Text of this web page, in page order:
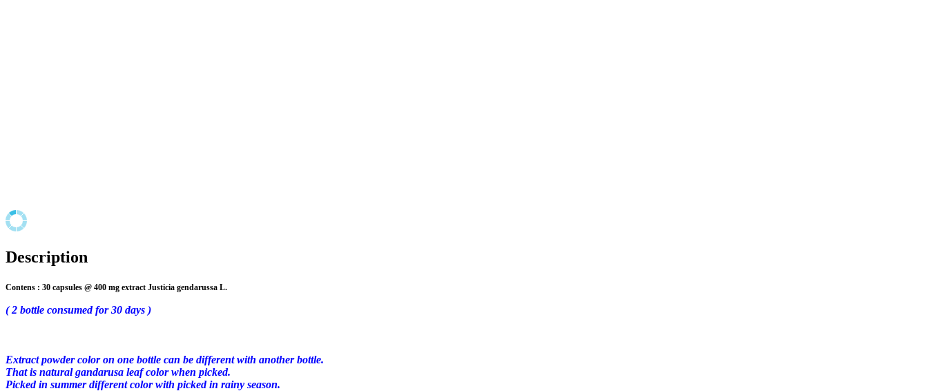
Description
Contens : 30 capsules @ 400 mg extract Justicia gendarussa L.
( 2 bottle consumed for 30 days )
Extract powder color on one bottle can be different with another bottle.
That is naturalgandarusa leaf color when picked.
Picked in summer different color with picked in rainy season.